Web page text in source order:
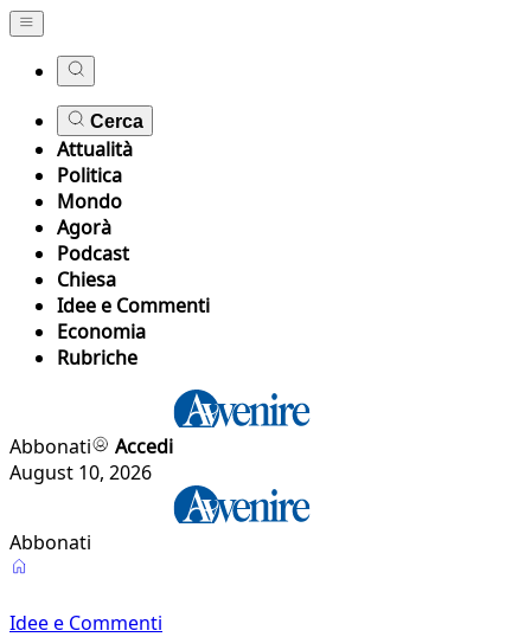
Cerca
Attualità
Politica
Mondo
Agorà
Podcast
Chiesa
Idee e Commenti
Economia
Rubriche
Abbonati
Accedi
August 10, 2026
Abbonati
Idee e Commenti